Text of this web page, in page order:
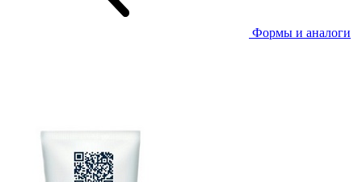
Формы и аналоги